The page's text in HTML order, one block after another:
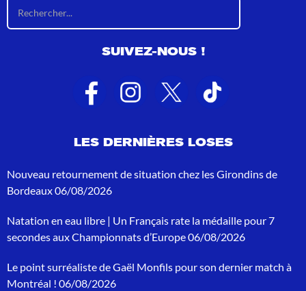
s
l
a
t
s
r
c
c
h
p
o
SUIVEZ-NOUS !
LES DERNIÈRES LOSES
Nouveau retournement de situation chez les Girondins de
Bordeaux06/08/2026
Natation en eau libre | Un Français rate la médaille pour 7
secondes aux Championnats d’Europe06/08/2026
Le point surréaliste de Gaël Monfils pour son dernier match à
Montréal ! 06/08/2026